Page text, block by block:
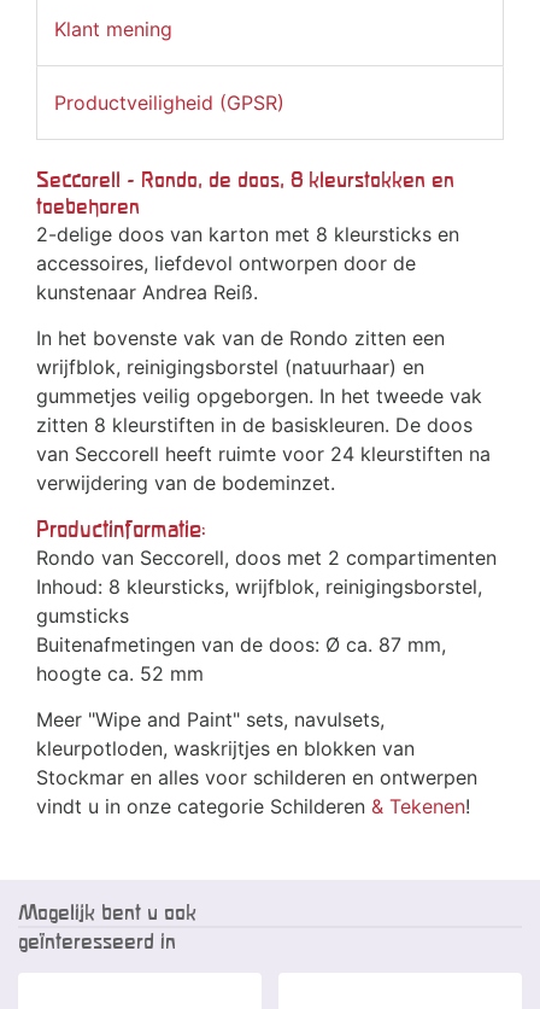
Klant mening
Productveiligheid (GPSR)
Seccorell - Rondo, de doos, 8 kleurstokken en
toebehoren
2-delige doos van karton met 8 kleursticks en
accessoires, liefdevol ontworpen door de
kunstenaar Andrea Reiß.
In het bovenste vak van de Rondo zitten een
wrijfblok, reinigingsborstel (natuurhaar) en
gummetjes veilig opgeborgen. In het tweede vak
zitten 8 kleurstiften in de basiskleuren. De doos
van Seccorell heeft ruimte voor 24 kleurstiften na
verwijdering van de bodeminzet.
Productinformatie:
Rondo van Seccorell, doos met 2 compartimenten
Inhoud: 8 kleursticks, wrijfblok, reinigingsborstel,
gumsticks
Buitenafmetingen van de doos: Ø ca. 87 mm,
hoogte ca. 52 mm
Meer "Wipe and Paint" sets, navulsets,
kleurpotloden, waskrijtjes en blokken van
Stockmar en alles voor schilderen en ontwerpen
vindt u in onze categorie Schilderen & Tekenen!
Mogelijk bent u ook
geïnteresseerd in